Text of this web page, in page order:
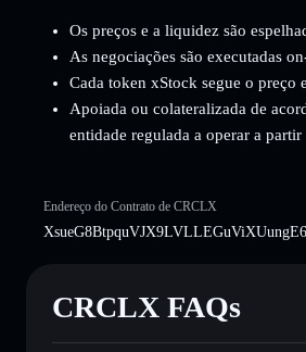
Os preços e a liquidez são
As negociações são executadas
Cada token xStock segue o preço
Apoiada ou colateralizada de
entidade regulada a operar a
Endereço do Contrato de CRCLX
CRCLX FAQs